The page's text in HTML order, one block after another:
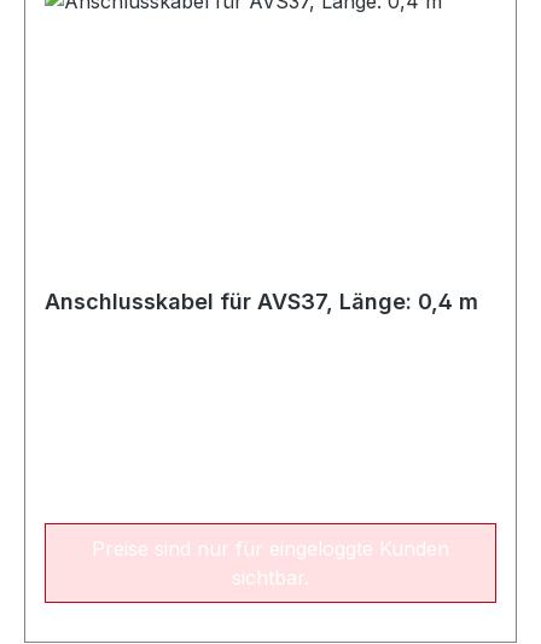
Anschlusskabel für AVS37, Länge: 0,4 m
Preise sind nur für eingeloggte Kunden
sichtbar.